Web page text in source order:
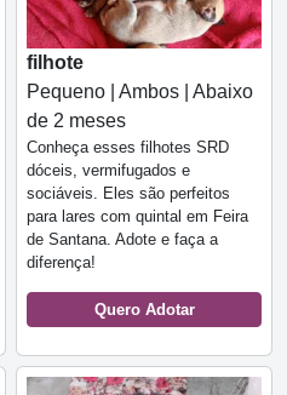
filhote
Pequeno | Ambos | Abaixo
de 2 meses
Conheça esses filhotes SRD
dóceis, vermifugados e
sociáveis. Eles são perfeitos
para lares com quintal em Feira
de Santana. Adote e faça a
diferença!
Quero Adotar